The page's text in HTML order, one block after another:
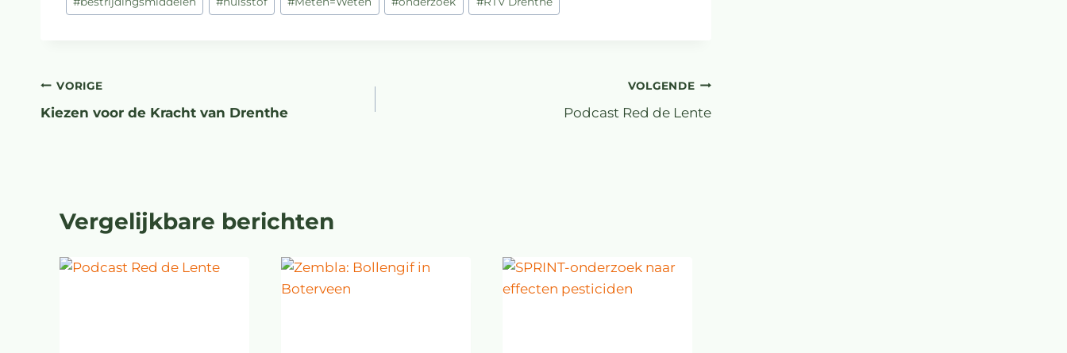
VORIGE
Kiezen voor de Kracht van Drenthe
VOLGENDE
Podcast Red de Lente
Vergelijkbare berichten